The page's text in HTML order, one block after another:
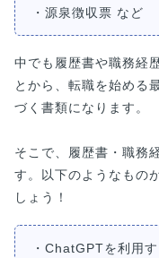
・源泉徴収票 など
中でも履歴書や職務経
とから、転職を始める
づく書類になります。
そこで、履歴書・職務
す。以下のようなもの
しょう！
・ChatGPTを利用す